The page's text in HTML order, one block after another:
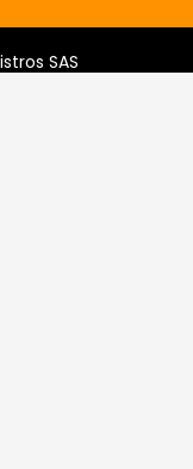
SAS